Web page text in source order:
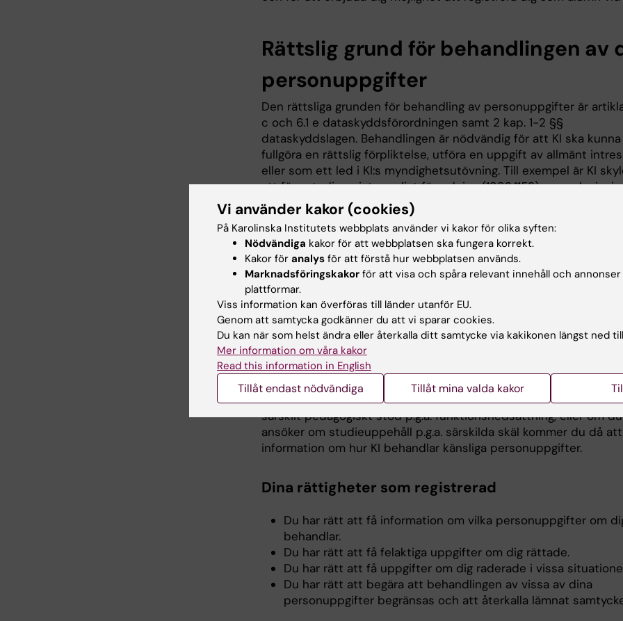
Rättslig grund för behandlingen av
personuppgifter
Den rättsliga grunden för behandling av personuppgifter är
c och 6.1 e dataskyddsförordningen samt 2 kap. 1-2 §§
dataskyddslagen. Behandlingen är nödvändig för att KI ska kunna
fullgöra en rättslig förpliktelse, utföra en uppgift av allmänt
eller som ett led i KI:s myndighetsutövning. Till exempel är KI
att föra studieregister enligt förordning (1993:1153) om
studier m.m. vid universitet och högskolor, vid KI används Ladok
det ändamålet.
KI behöver behandla ditt personnummer på grund av vikten av en
säker identifiering (se artikel 87 dataskyddsförordningen och 3
10 § dataskyddslagen).
Eftersom Karolinska Institutet är en statlig myndighet kan vi
spara personuppgifterna även efter att ändamålet är uppfyllt om
detta krävs enligt lag. Detta sker bland annat inom utbildningen
Karolinska Institutet där studiebetyg sparas även efter att du har
avslutat dina studier för att efterleva arkivlagen och
Om du är i kontakt med Studenthälsan och/eller har behov av
särskilt pedagogiskt stöd p.g.a. funktionsnedsättning, eller om du
ansöker om studieuppehåll p.g.a. särskilda skäl kommer du då
information om hur KI behandlar känsliga personuppgifter.
Dina rättigheter som registrerad
Du har rätt att få information om vilka personuppgifter om
behandlar.
Du har rätt att få felaktiga uppgifter om dig rättade.
Du har rätt att få uppgifter om dig raderade i vissa
Du har rätt att begära att behandlingen av vissa av dina
personuppgifter begränsas och att återkalla lämnat
Vi använder kakor (cookies)
På Karolinska Institutets webbplats använder vi kakor för olika syften:
Nödvändiga kakor för att webbplatsen ska fungera korrekt.
Kakor för analys för att förstå hur webbplatsen används.
Marknadsföringskakor för att visa och spåra relevant innehåll och
plattformar.
Viss information kan överföras till länder utanför EU.
Genom att samtycka godkänner du att vi sparar cookies.
Du kan när som helst ändra eller återkalla ditt samtycke via kakikonen längst ned
Mer information om våra kakor
Read this information in English
Tillåt endast nödvändiga Tillåt mina valda kakor